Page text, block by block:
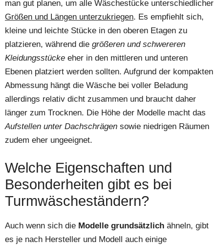
man gut planen, um alle Wäschestücke unterschiedlicher
Größen und Längen unterzukriegen. Es empfiehlt sich,
kleine und leichte Stücke in den oberen Etagen zu
platzieren, während die größeren und schwereren
Kleidungsstücke eher in den mittleren und unteren
Ebenen platziert werden sollten. Aufgrund der kompakten
Abmessung hängt die Wäsche bei voller Beladung
allerdings relativ dicht zusammen und braucht daher
länger zum Trocknen. Die Höhe der Modelle macht das
Aufstellen unter Dachschrägen sowie niedrigen Räumen
zudem eher ungeeignet.
Welche Eigenschaften und
Besonderheiten gibt es bei
Turmwäscheständern?
Auch wenn sich die Modelle grundsätzlich ähneln, gibt
es je nach Hersteller und Modell auch einige